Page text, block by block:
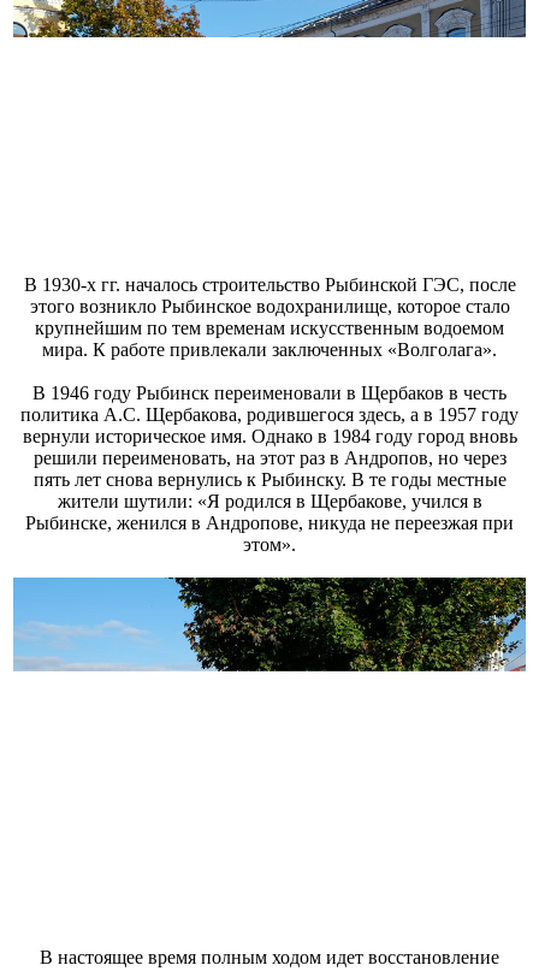
В 1930-х гг. началось строительство Рыбинской ГЭС, после
этого возникло Рыбинское водохранилище, которое стало
крупнейшим по тем временам искусственным водоемом
мира. К работе привлекали заключенных «Волголага».
В 1946 году Рыбинск переименовали в Щербаков в честь
политика А.С. Щербакова, родившегося здесь, а в 1957 году
вернули историческое имя. Однако в 1984 году город вновь
решили переименовать, на этот раз в Андропов, но через
пять лет снова вернулись к Рыбинску. В те годы местные
жители шутили: «Я родился в Щербакове, учился в
Рыбинске, женился в Андропове, никуда не переезжая при
этом».
В настоящее время полным ходом идет восстановление